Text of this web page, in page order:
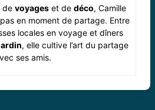
de voyageset de déco, Camille
en moment de partage. Entre
locales en voyage et dîners
, elle cultive l’art du partage
ses amis.